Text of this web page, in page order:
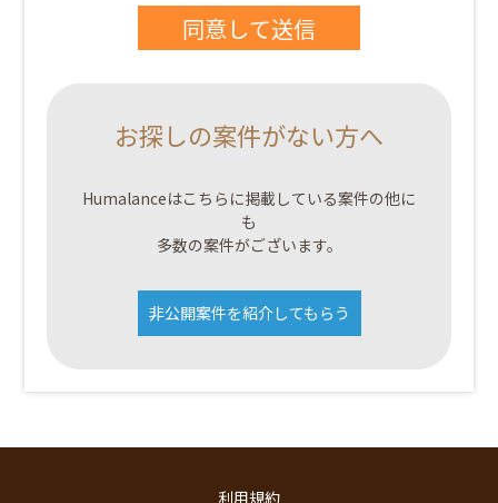
お探しの案件がない方へ
Humalanceはこちらに掲載している案件の他に
も
多数の案件がございます。
非公開案件を紹介してもらう
利用規約